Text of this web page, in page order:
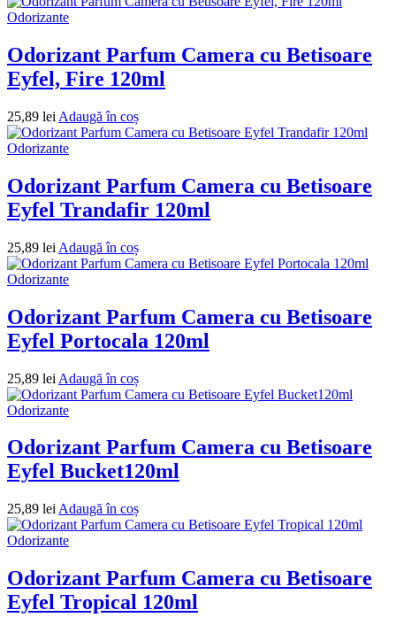
Odorizante
Odorizant Parfum Camera cu Betisoare
Eyfel, Fire 120ml
25,89 lei Adaugă în coș
Odorizante
Odorizant Parfum Camera cu Betisoare
Eyfel Trandafir 120ml
25,89 lei Adaugă în coș
Odorizante
Odorizant Parfum Camera cu Betisoare
Eyfel Portocala 120ml
25,89 lei Adaugă în coș
Odorizante
Odorizant Parfum Camera cu Betisoare
Eyfel Bucket120ml
25,89 lei Adaugă în coș
Odorizante
Odorizant Parfum Camera cu Betisoare
Eyfel Tropical 120ml